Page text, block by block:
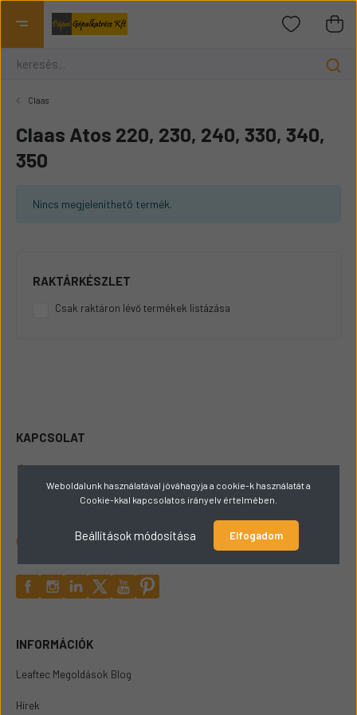
Claas
Claas Atos 220, 230, 240, 330, 340,
350
Nincs megjeleníthető termék.
RAKTÁRKÉSZLET
Csak raktáron lévő termékek listázása
KAPCSOLAT
hello@papaigepalkatresz.hu
2432 Szabadegyháza Fő út 72
INFORMÁCIÓK
Leaftec Megoldások Blog
Hírek
Weboldalunk használatával jóváhagyja a cookie-k használatát a
Cookie-kkal kapcsolatos irányelv értelmében.
Beállítások módosítása Elfogadom